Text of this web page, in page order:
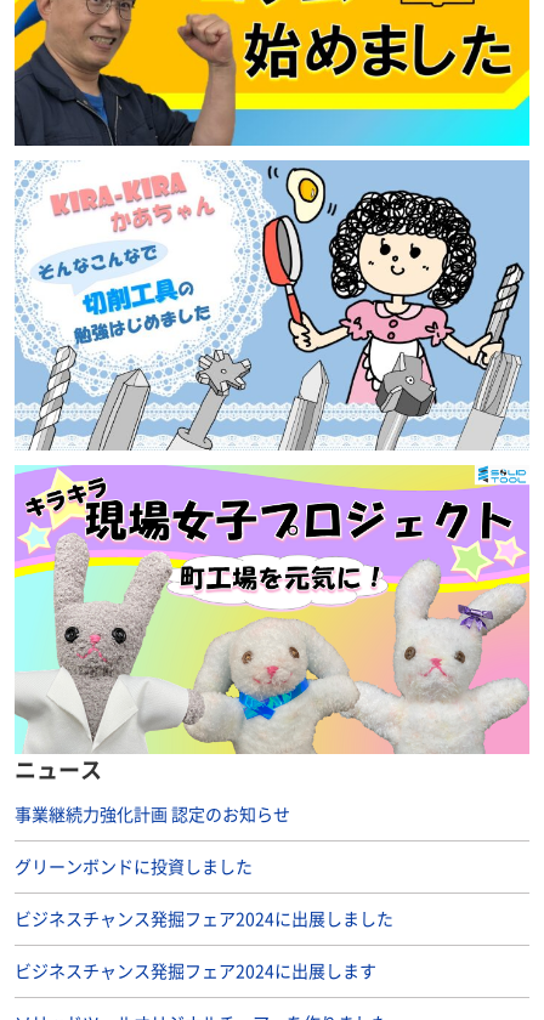
ニュース
事業継続力強化計画 認定のお知らせ
グリーンボンドに投資しました
ビジネスチャンス発掘フェア2024に出展しました
ビジネスチャンス発掘フェア2024に出展します